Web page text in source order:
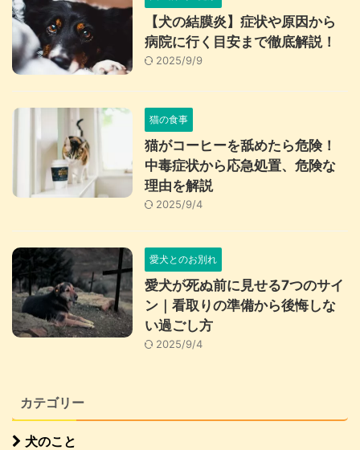
【犬の結膜炎】症状や原因から
病院に行く目安まで徹底解説！
2025/9/9
猫の食事
猫がコーヒーを舐めたら危険！
中毒症状から応急処置、危険な
理由を解説
2025/9/4
愛犬とのお別れ
愛犬が死ぬ前に見せる7つのサイ
ン｜看取りの準備から後悔しな
い過ごし方
2025/9/4
カテゴリー
犬のこと